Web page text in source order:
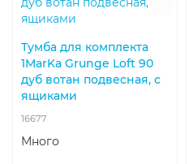
Тумба для комплекта
1MarKa Grunge Loft 90
дуб вотан подвесная, с
ящиками
16677
Много